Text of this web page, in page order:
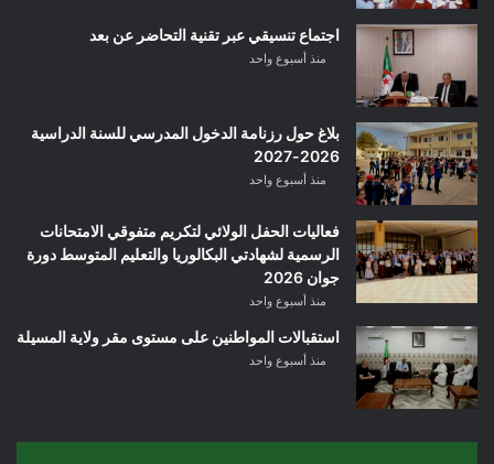
اجتماع تنسيقي عبر تقنية التحاضر عن بعد
منذ أسبوع واحد
بلاغ حول رزنامة الدخول المدرسي للسنة الدراسية
2026-2027
منذ أسبوع واحد
فعاليات الحفل الولائي لتكريم متفوقي الامتحانات
الرسمية لشهادتي البكالوريا والتعليم المتوسط دورة
جوان 2026
منذ أسبوع واحد
استقبالات المواطنين على مستوى مقر ولاية المسيلة
منذ أسبوع واحد